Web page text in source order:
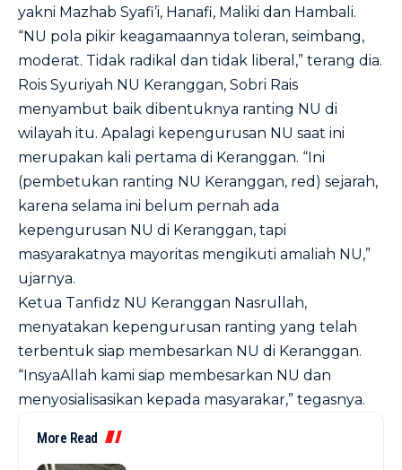
yakni Mazhab Syafi’i, Hanafi, Maliki dan Hambali.
“NU pola pikir keagamaannya toleran, seimbang,
moderat. Tidak radikal dan tidak liberal,” terang dia.
Rois Syuriyah NU Keranggan, Sobri Rais
menyambut baik dibentuknya ranting NU di
wilayah itu. Apalagi kepengurusan NU saat ini
merupakan kali pertama di Keranggan. “Ini
(pembetukan ranting NU Keranggan, red) sejarah,
karena selama ini belum pernah ada
kepengurusan NU di Keranggan, tapi
masyarakatnya mayoritas mengikuti amaliah NU,”
ujarnya.
Ketua Tanfidz NU Keranggan Nasrullah,
menyatakan kepengurusan ranting yang telah
terbentuk siap membesarkan NU di Keranggan.
“InsyaAllah kami siap membesarkan NU dan
menyosialisasikan kepada masyarakar,” tegasnya.
More Read